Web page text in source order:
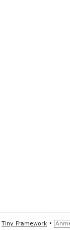
Tiny Framework •